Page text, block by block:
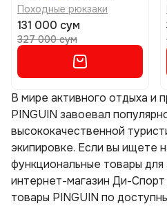
Походные рюкзаки
131 000 сум
327 000 сум
В мире активного отдыха и
PINGUIN завоевал
высококачественной
экипировке. Если вы ищете
функциональные товары для
интернет-магазин Ди-Спорт
товары PINGUIN по